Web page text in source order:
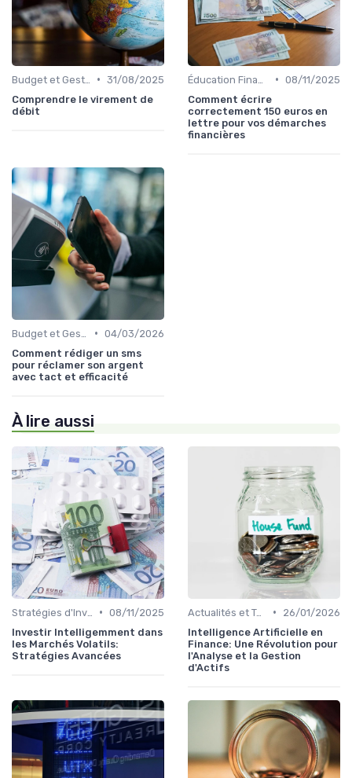
• 31/08/2025
Comprendre le virement de
débit
• 08/11/2025
Comment écrire
correctement 150 euros en
lettre pour vos démarches
financières
• 04/03/2026
Comment rédiger un sms
pour réclamer son argent
avec tact et efficacité
À lire aussi
• 08/11/2025
Investir Intelligemment dans
les Marchés Volatils:
Stratégies Avancées
Actualités et Tendances Économiques •
26/01/2026
Intelligence Artificielle en
Finance: Une Révolution pour
l'Analyse et la Gestion
d'Actifs